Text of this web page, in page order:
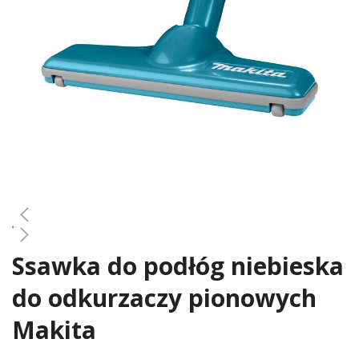
Skip
the
beginning
of
Ssawka do podłóg niebieska
do odkurzaczy pionowych
Makita